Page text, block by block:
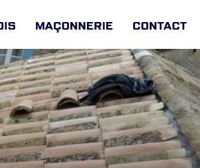
Maçonnerie Contact